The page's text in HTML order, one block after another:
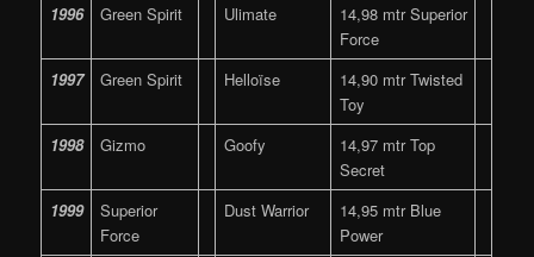
1996
Green Spirit Ulimate
14,98 mtr Superior
Force
1997
Green Spirit Helloïse
14,90 mtr Twisted
Toy
1998
Gizmo Goofy
14,97 mtr Top
Secret
1999
Superior
Force
Dust Warrior
14,95 mtr Blue
Power